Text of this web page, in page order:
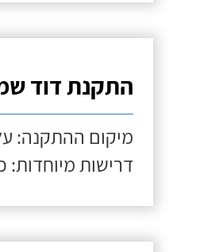
התקנת דוד שמש
מיקום ההתקנה:
דרישות מיוחדות: